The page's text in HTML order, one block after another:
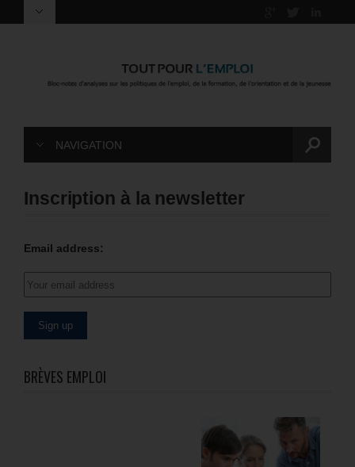
NAVIGATION
Inscription à la newsletter
Email address:
BRÈVES EMPLOI